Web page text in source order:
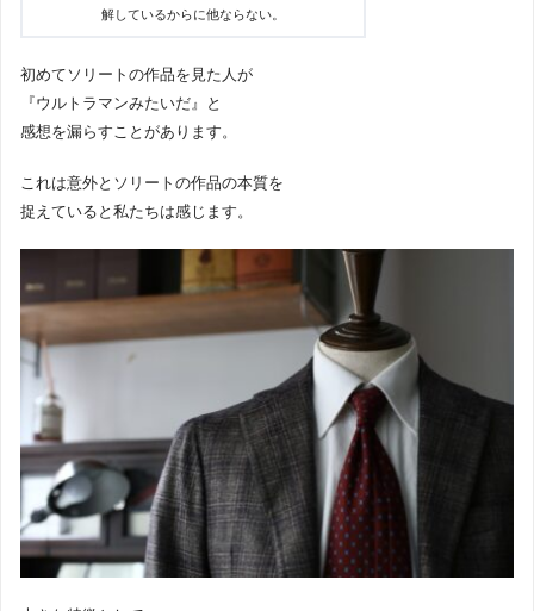
解しているからに他ならない。
初めてソリートの作品を見た人が
『ウルトラマンみたいだ』と
感想を漏らすことがあります。
これは意外とソリートの作品の本質を
捉えていると私たちは感じます。